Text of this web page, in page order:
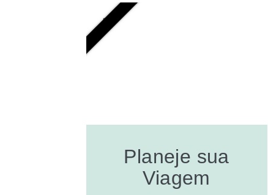
Planeje sua
Viagem
GRÁTIS